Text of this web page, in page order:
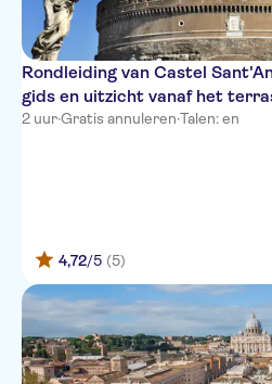
Rondleiding van Castel
gids en uitzicht vanaf het
2 uur·Gratis annuleren·Talen: en
4,72/5 (5)